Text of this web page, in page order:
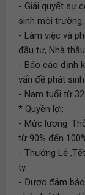
- Giải quyết sự
sinh môi
- Làm việc và
đầu tư, Nhà
- Báo cáo định
vấn đề phát
- Nam tuổi từ
* Quyền lợi:
- Mức lương:
từ 90% đến
- Thưởng Lễ
ty.
- Được đảm